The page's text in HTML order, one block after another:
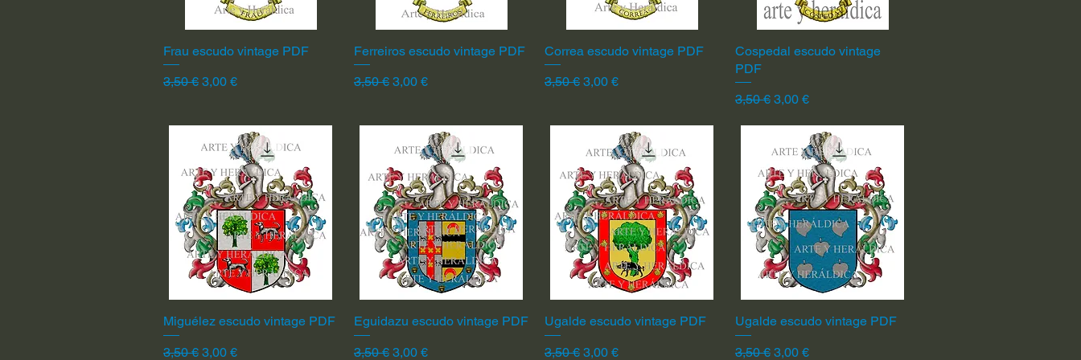
Vista rápida
Frau escudo vintage PDF
Precio
3,50 € Precio de oferta
3,00 €
Vista rápida
Ferreiros escudo vintage PDF
Precio
3,50 € Precio de oferta
3,00 €
Vista rápida
Correa escudo vintage PDF
Precio
3,50 € Precio de oferta
3,00 €
Vista rápida
Cospedal escudo vintage
PDF
Precio
3,50 € Precio de oferta
3,00 €
Vista rápida
Miguélez escudo vintage PDF
Precio
3,50 € Precio de oferta
3,00 €
Vista rápida
Eguidazu escudo vintage PDF
Precio
3,50 € Precio de oferta
3,00 €
Vista rápida
Ugalde escudo vintage PDF
Precio
3,50 € Precio de oferta
3,00 €
Vista rápida
Ugalde escudo vintage PDF
Precio
3,50 € Precio de oferta
3,00 €